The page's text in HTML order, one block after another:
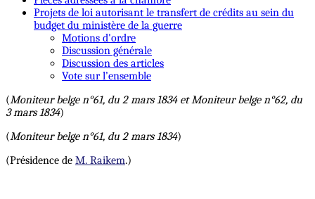
Projets de loi autorisant le transfert de crédits au sein du
budget du ministère de la guerre
Motions d'ordre
Discussion générale
Discussion des articles
Vote sur l’ensemble
(Moniteur belge n°61, du 2 mars 1834 et Moniteur belge n°62, du
3 mars 1834)
(Moniteur belge n°61, du 2 mars 1834)
(Présidence de M. Raikem.)